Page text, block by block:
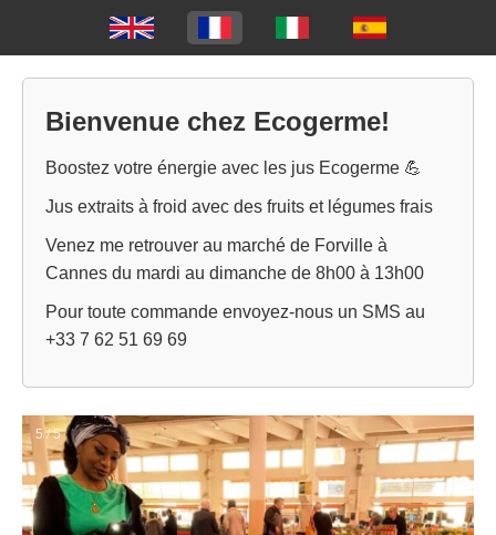
Bienvenue chez Ecogerme!
Boostez votre énergie avec les jus Ecogerme 💪
Jus extraits à froid avec des fruits et légumes frais
Venez me retrouver au marché de Forville à
Cannes du mardi au dimanche de 8h00 à 13h00
Pour toute commande envoyez-nous un SMS au
+33 7 62 51 69 69
5 / 5